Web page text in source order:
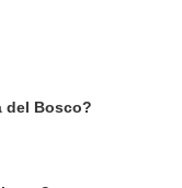
del Bosco?